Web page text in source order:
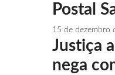
Postal
15 de dezembro
Justiça
nega